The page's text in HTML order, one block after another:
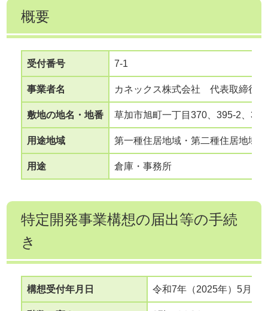
概要
受付番号 7-1
事業者名 カネックス株式会社 代表取締
敷地の地名・地番 草加市旭町一丁目370、395-2、
用途地域 第一種住居地域・第二種住居地域
用途 倉庫・事務所
特定開発事業構想の届出等の手続
き
構想受付年月日 令和7年（2025年）5月1日